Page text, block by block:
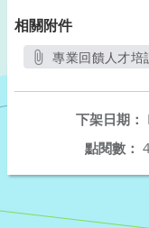
相關附件
專業回饋人才
下架日期：
點閱數：